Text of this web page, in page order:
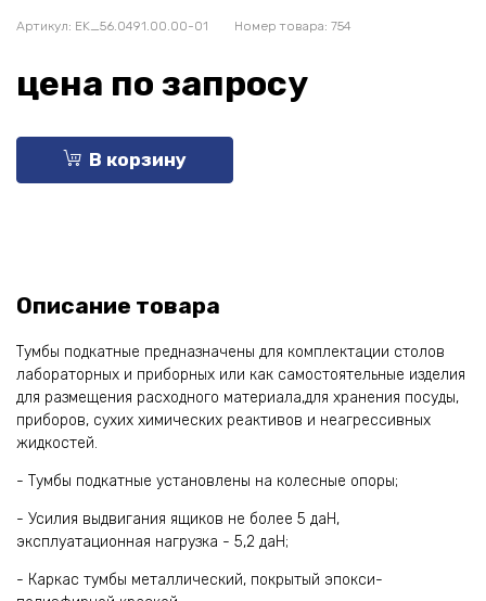
Артикул: EK_56.0491.00.00-01 Номер товара: 754
цена по запросу
В корзину
Описание товара
Тумбы подкатные предназначены для комплектации столов
лабораторных и приборных или как самостоятельные изделия
для размещения расходного материала,для хранения посуды,
приборов, сухих химических реактивов и неагрессивных
жидкостей.
- Тумбы подкатные установлены на колесные опоры;
- Усилия выдвигания ящиков не более 5 даН,
эксплуатационная нагрузка - 5,2 даН;
- Каркас тумбы металлический, покрытый эпокси-